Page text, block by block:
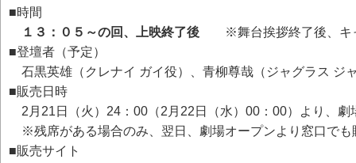
■時間
１３：０５～の回、上映終了後 ※舞台挨拶終了後、キャ
■登壇者（予定）
石黒英雄（クレナイ ガイ役）、青柳尊哉（ジャグラス ジ
■販売日時
2月21日（火）24：00（2月22日（水）00：00）より、劇
※残席がある場合のみ、翌日、劇場オープンより窓口でも
■販売サイト